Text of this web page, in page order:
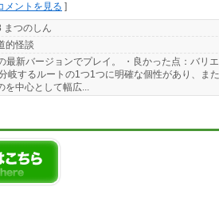
メントを見る ]
まつのしん
的怪談
最新バージョンでプレイ。 ・良かった点：バリ
するルートの1つ1つに明確な個性があり、ま
中心として幅広...